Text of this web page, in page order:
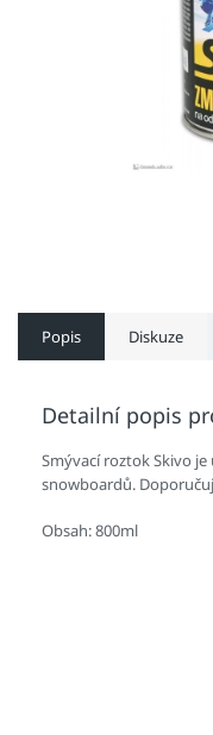
Popis Diskuze
Detailní popis
Smývací roztok Skivo
snowboardů.
Obsah: 800ml